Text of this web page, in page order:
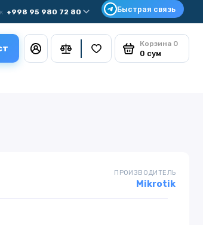
+998 95 980 72 80
Корзина 0
0 сум
Mikrotik
ПРОИЗВОДИТЕЛЬ